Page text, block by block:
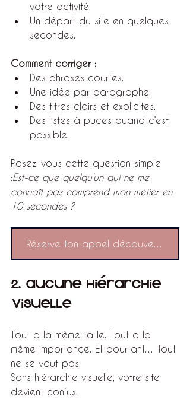
votre activité.
Un départ du site en quelques
secondes.
Comment corriger :
Des phrases courtes.
Une idée par paragraphe.
Des titres clairs et explicites.
Des listes à puces quand c’est
possible.
Posez-vous cette question simple
:Est-ce que quelqu’un qui ne me
connaît pas comprend mon métier en
10 secondes ?
Réserve ton appel découverte !
2. Aucune hiérarchie
visuelle
Tout a la même taille. Tout a la
même importance. Et pourtant… tout
ne se vaut pas.
Sans hiérarchie visuelle, votre site
devient confus.